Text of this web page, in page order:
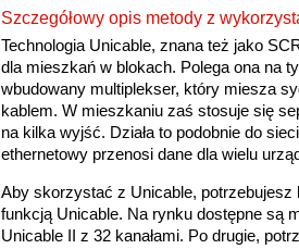
Szczegółowy opis metody z
Technologia Unicable, znana też jako
dla mieszkań w blokach. Polega ona na
wbudowany multiplekser, który miesza
kablem. W mieszkaniu zaś stosuje się
na kilka wyjść. Działa to podobnie do
ethernetowy przenosi dane dla wielu
Aby skorzystać z Unicable,
funkcją Unicable. Na rynku dostępne są
Unicable II z 32 kanałami. Po drugie,